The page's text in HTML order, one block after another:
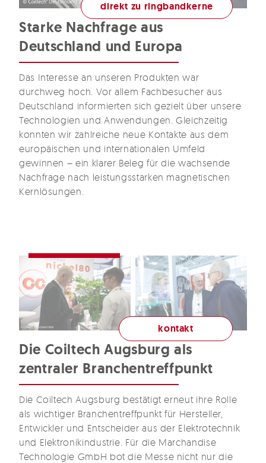
direkt zu ringbandkerne
Starke Nachfrage aus
Deutschland und Europa
Das Interesse an unseren Produkten war
durchweg hoch. Vor allem Fachbesucher aus
Deutschland informierten sich gezielt über unsere
Technologien und Anwendungen. Gleichzeitig
konnten wir zahlreiche neue Kontakte aus dem
europäischen und internationalen Umfeld
gewinnen – ein klarer Beleg für die wachsende
Nachfrage nach leistungsstarken magnetischen
Kernlösungen.
kontakt
Die Coiltech Augsburg als
zentraler Branchentreffpunkt
Die Coiltech Augsburg bestätigt erneut ihre Rolle
als wichtiger Branchentreffpunkt für Hersteller,
Entwickler und Entscheider aus der Elektrotechnik
und Elektronikindustrie. Für die Marchandise
Technologie GmbH bot die Messe nicht nur die